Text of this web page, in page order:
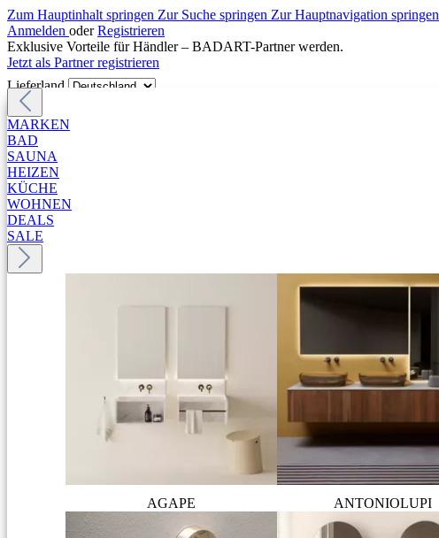
Zum Hauptinhalt springen Zur Suche springen Zur Hauptnavigation springen
Anmelden oder Registrieren
Exklusive Vorteile für Händler – BADART-Partner werden.
Jetzt als Partner registrieren
Lieferland
MARKEN
BAD
SAUNA
HEIZEN
KÜCHE
WOHNEN
DEALS
SALE
AGAPE ANTONIOLUPI